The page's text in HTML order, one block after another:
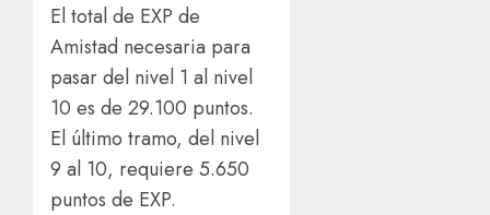
El total de EXP de
Amistad necesaria para
pasar del nivel 1 al nivel
10 es de 29.100 puntos.
El último tramo, del nivel
9 al 10, requiere 5.650
puntos de EXP.